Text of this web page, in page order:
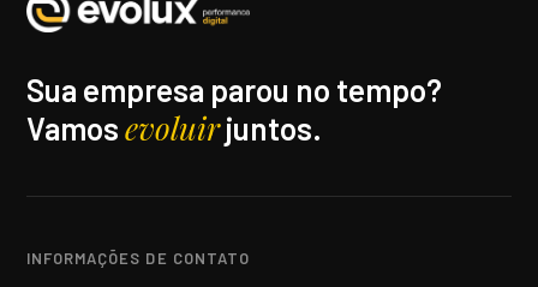
Sua empresa parou no tempo?
Vamosevoluirjuntos.
INFORMAÇÕES DE CONTATO